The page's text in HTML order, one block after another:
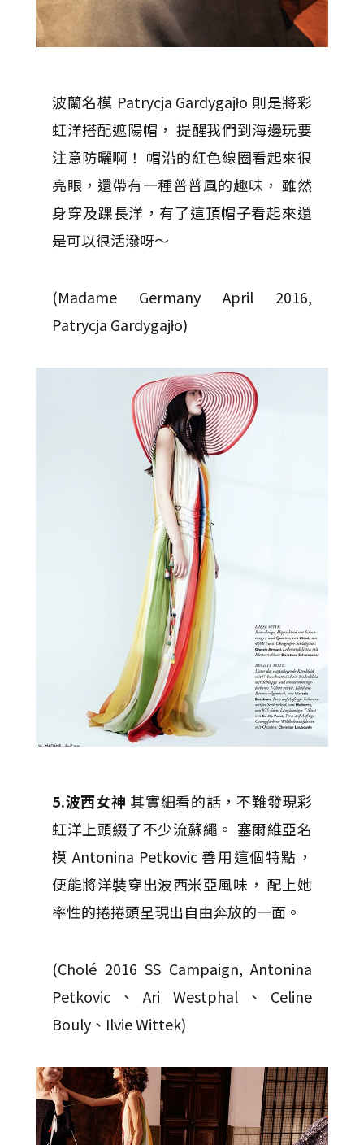
波蘭名模 Patrycja Gardygajło 則是將彩
虹洋搭配遮陽帽， 提醒我們到海邊玩要
注意防曬啊！ 帽沿的紅色線圈看起來很
亮眼，還帶有一種普普風的趣味， 雖然
身穿及踝長洋，有了這頂帽子看起來還
是可以很活潑呀～
(Madame Germany April 2016,
Patrycja Gardygajło)
5.波西女神 其實細看的話，不難發現彩
虹洋上頭綴了不少流蘇繩。 塞爾維亞名
模 Antonina Petkovic 善用這個特點，
便能將洋裝穿出波西米亞風味， 配上她
率性的捲捲頭呈現出自由奔放的一面。
(Cholé 2016 SS Campaign, Antonina
Petkovic、Ari Westphal、Celine
Bouly、Ilvie Wittek)